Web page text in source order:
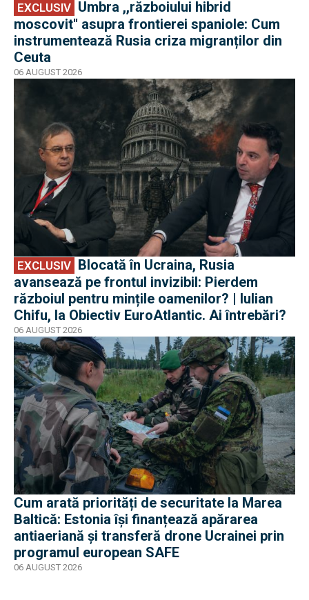
EXCLUSIV
moscovit'' asupra frontierei spaniole: Cum
instrumentează Rusia criza migranților din
Ceuta
06 AUGUST 2026
EXCLUSIV
avansează pe frontul invizibil: Pierdem
războiul pentru mințile oamenilor? | Iulian
Chifu, la Obiectiv EuroAtlantic. Ai întrebări?
06 AUGUST 2026
Cum arată priorități de securitate la Marea
Baltică: Estonia își finanțează apărarea
antiaeriană și transferă drone Ucrainei prin
programul european SAFE
06 AUGUST 2026